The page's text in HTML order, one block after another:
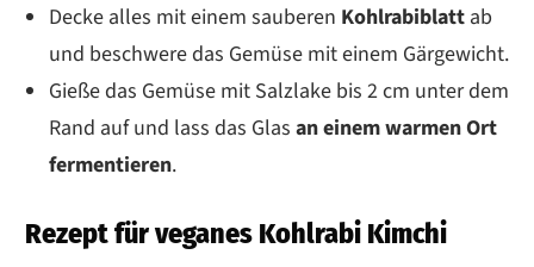
Decke alles mit einem sauberen Kohlrabiblatt ab
und beschwere das Gemüse mit einem Gärgewicht.
Gieße das Gemüse mit Salzlake bis 2 cm unter dem
Rand auf und lass das Glas an einem warmen Ort
fermentieren.
Rezept für veganes Kohlrabi Kimchi